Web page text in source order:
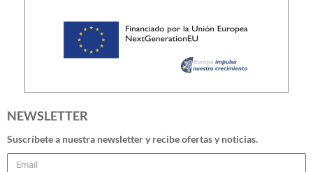
NEWSLETTER
Suscríbete a nuestra newsletter y recibe ofertas y noticias.